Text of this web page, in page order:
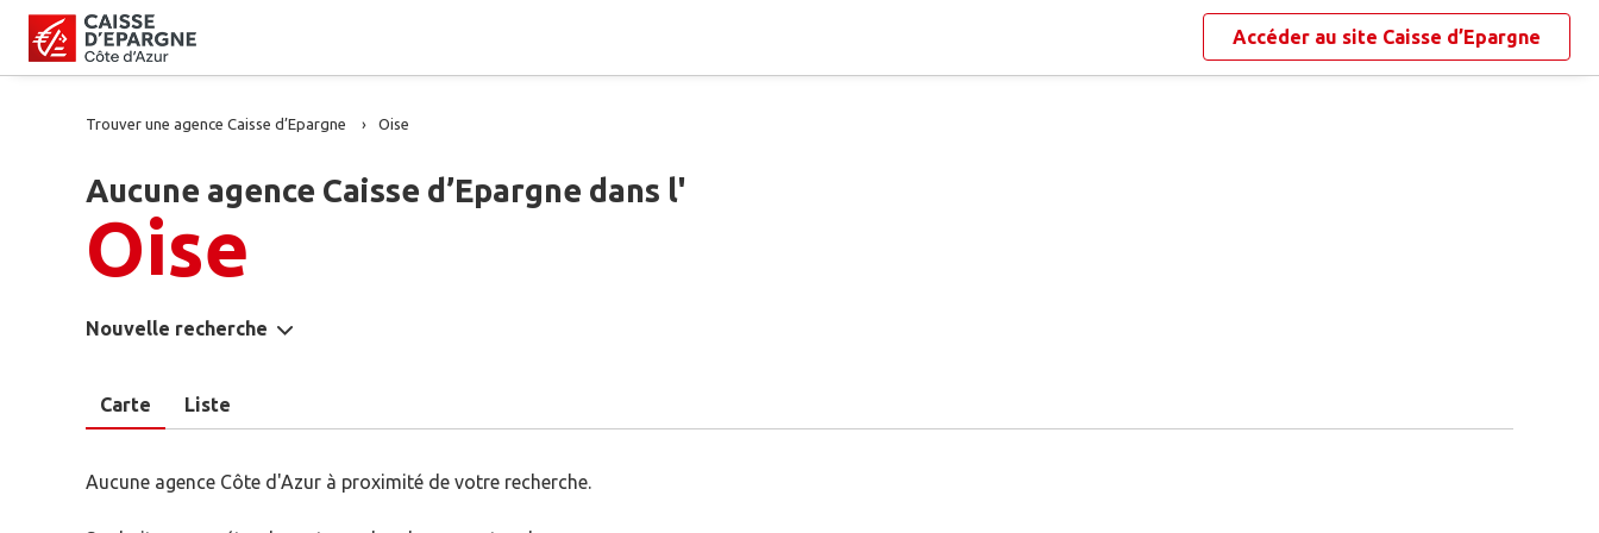
Accéder au site Caisse d’Epargne
Trouver une agence Caisse d’Epargne Oise
Aucune agence Caisse d’Epargne dans l'
Oise
Nouvelle recherche
Carte Liste
Aucune agence Côte d'Azur à proximité de votre recherche.